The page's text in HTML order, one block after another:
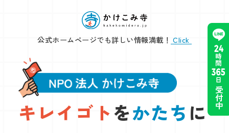
公式ホームページでも詳しい情報満載！ Click
キ レイ ゴ トをかたち に